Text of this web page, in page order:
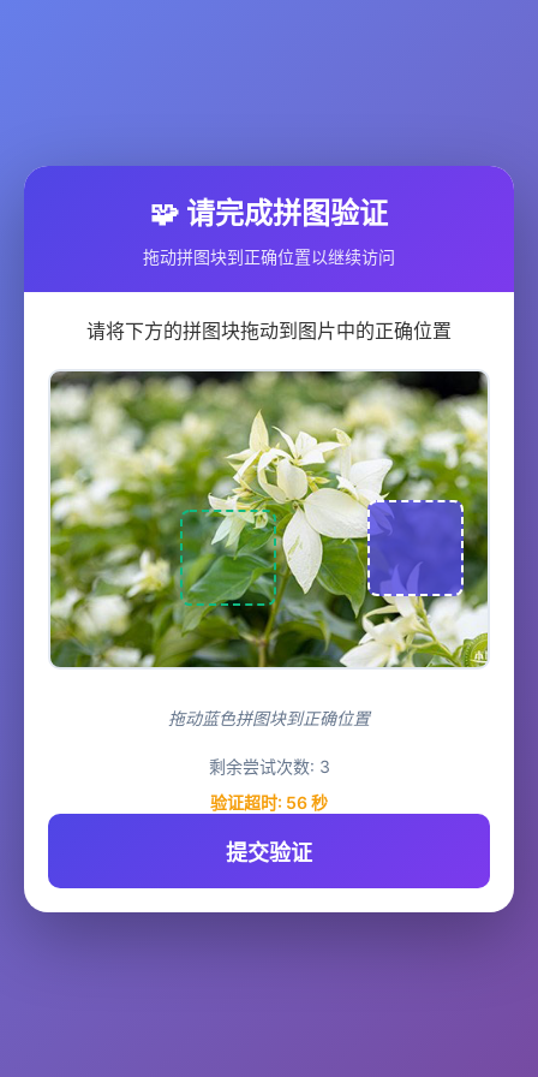
🧩 请完成拼图验证
拖动拼图块到正确位置以继续访问
请将下方的拼图块拖动到图片中的正确位置
拖动蓝色拼图块到正确位置
剩余尝试次数: 3
验证超时: 56秒
提交验证